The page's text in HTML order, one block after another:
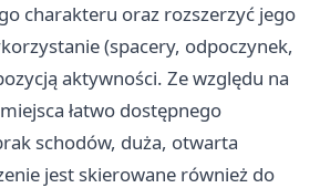
charakteru oraz rozszerzyć jego
(spacery, odpoczynek,
aktywności. Ze względu na
łatwo dostępnego
schodów, duża, otwarta
jest skierowane również do